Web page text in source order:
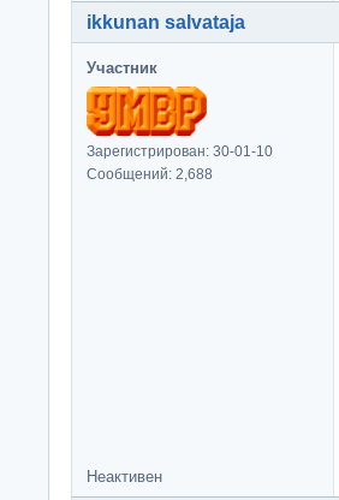
ikkunan salvataja
Участник
Зарегистрирован: 30-01-10
Сообщений: 2,688
Неактивен